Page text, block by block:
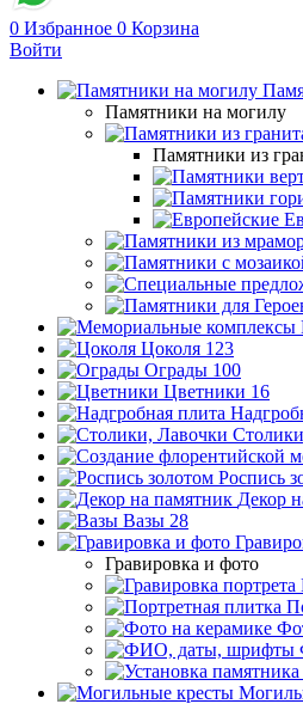
0 Избранное 0 Корзина
Войти
Памятники на могилу
Памятники из
Цоколя 123
Ограды 100
Цветники 16
Роспись
Декор
Вазы 28
Гравировка и фото